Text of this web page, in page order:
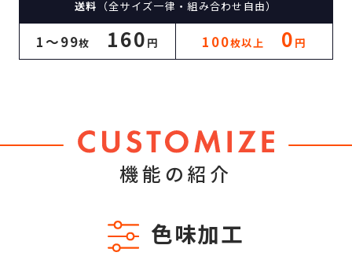
送料 （全サイズ一律・組み合わせ自由）
1〜99枚 160 円 100枚以上 0 円
機能の紹介
色味加工